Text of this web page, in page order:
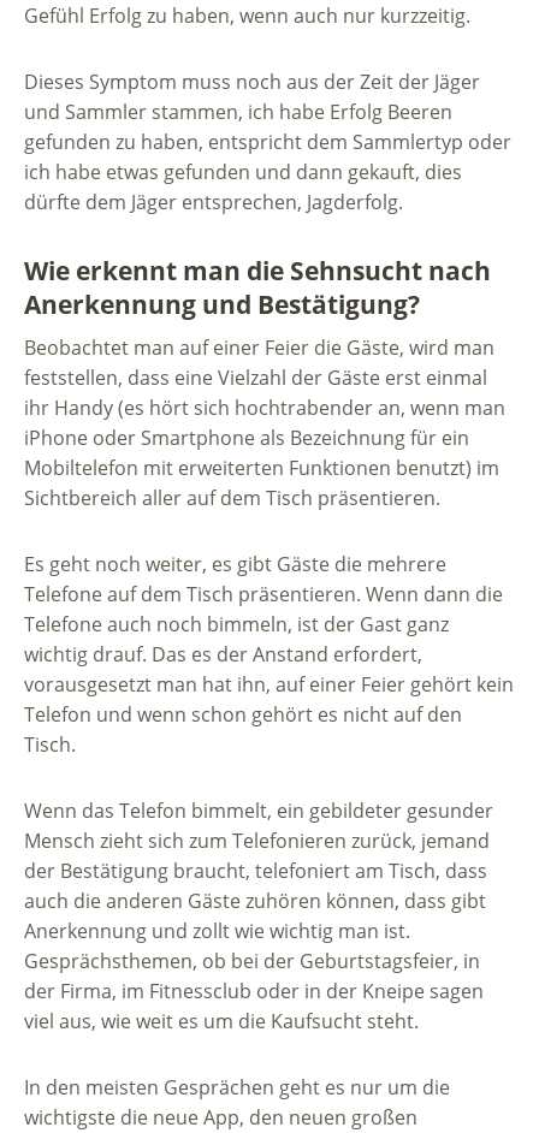
Gefühl Erfolg zu haben, wenn auch nur kurzzeitig.
Dieses Symptom muss noch aus der Zeit der Jäger
und Sammler stammen, ich habe Erfolg Beeren
gefunden zu haben, entspricht dem Sammlertyp oder
ich habe etwas gefunden und dann gekauft, dies
dürfte dem Jäger entsprechen, Jagderfolg.
Wie erkennt man die Sehnsucht nach
Anerkennung und Bestätigung?
Beobachtet man auf einer Feier die Gäste, wird man
feststellen, dass eine Vielzahl der Gäste erst einmal
ihr Handy (es hört sich hochtrabender an, wenn man
iPhone oder Smartphone als Bezeichnung für ein
Mobiltelefon mit erweiterten Funktionen benutzt) im
Sichtbereich aller auf dem Tisch präsentieren.
Es geht noch weiter, es gibt Gäste die mehrere
Telefone auf dem Tisch präsentieren. Wenn dann die
Telefone auch noch bimmeln, ist der Gast ganz
wichtig drauf. Das es der Anstand erfordert,
vorausgesetzt man hat ihn, auf einer Feier gehört kein
Telefon und wenn schon gehört es nicht auf den
Tisch.
Wenn das Telefon bimmelt, ein gebildeter gesunder
Mensch zieht sich zum Telefonieren zurück, jemand
der Bestätigung braucht, telefoniert am Tisch, dass
auch die anderen Gäste zuhören können, dass gibt
Anerkennung und zollt wie wichtig man ist.
Gesprächsthemen, ob bei der Geburtstagsfeier, in
der Firma, im Fitnessclub oder in der Kneipe sagen
viel aus, wie weit es um die Kaufsucht steht.
In den meisten Gesprächen geht es nur um die
wichtigste die neue App, den neuen großen